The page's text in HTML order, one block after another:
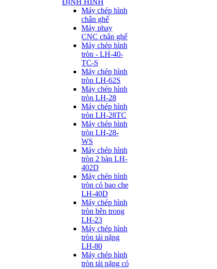
ĐỊNH HÌNH
Máy chép hình
chân ghế
Máy phay
CNC chân ghế
Máy chép hình
tròn - LH-40-
TC-S
Máy chép hình
tròn LH-62S
Máy chép hình
tròn LH-28
Máy chép hình
tròn LH-28TC
Máy chép hình
tròn LH-28-
WS
Máy chép hình
tròn 2 bàn LH-
402D
Máy chép hình
tròn có bao che
LH-40D
Máy chép hình
tròn bên trong
LH-23
Máy chép hình
tròn tải nặng
LH-80
Máy chép hình
tròn tải nặng có